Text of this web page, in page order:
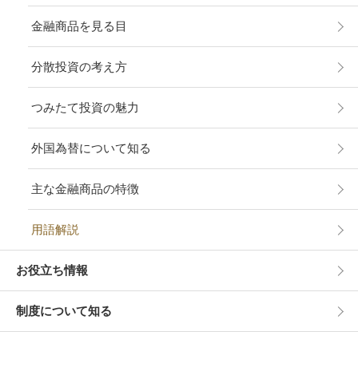
金融商品を見る目
分散投資の考え方
つみたて投資の魅力
外国為替について知る
主な金融商品の特徴
用語解説
お役立ち情報
制度について知る